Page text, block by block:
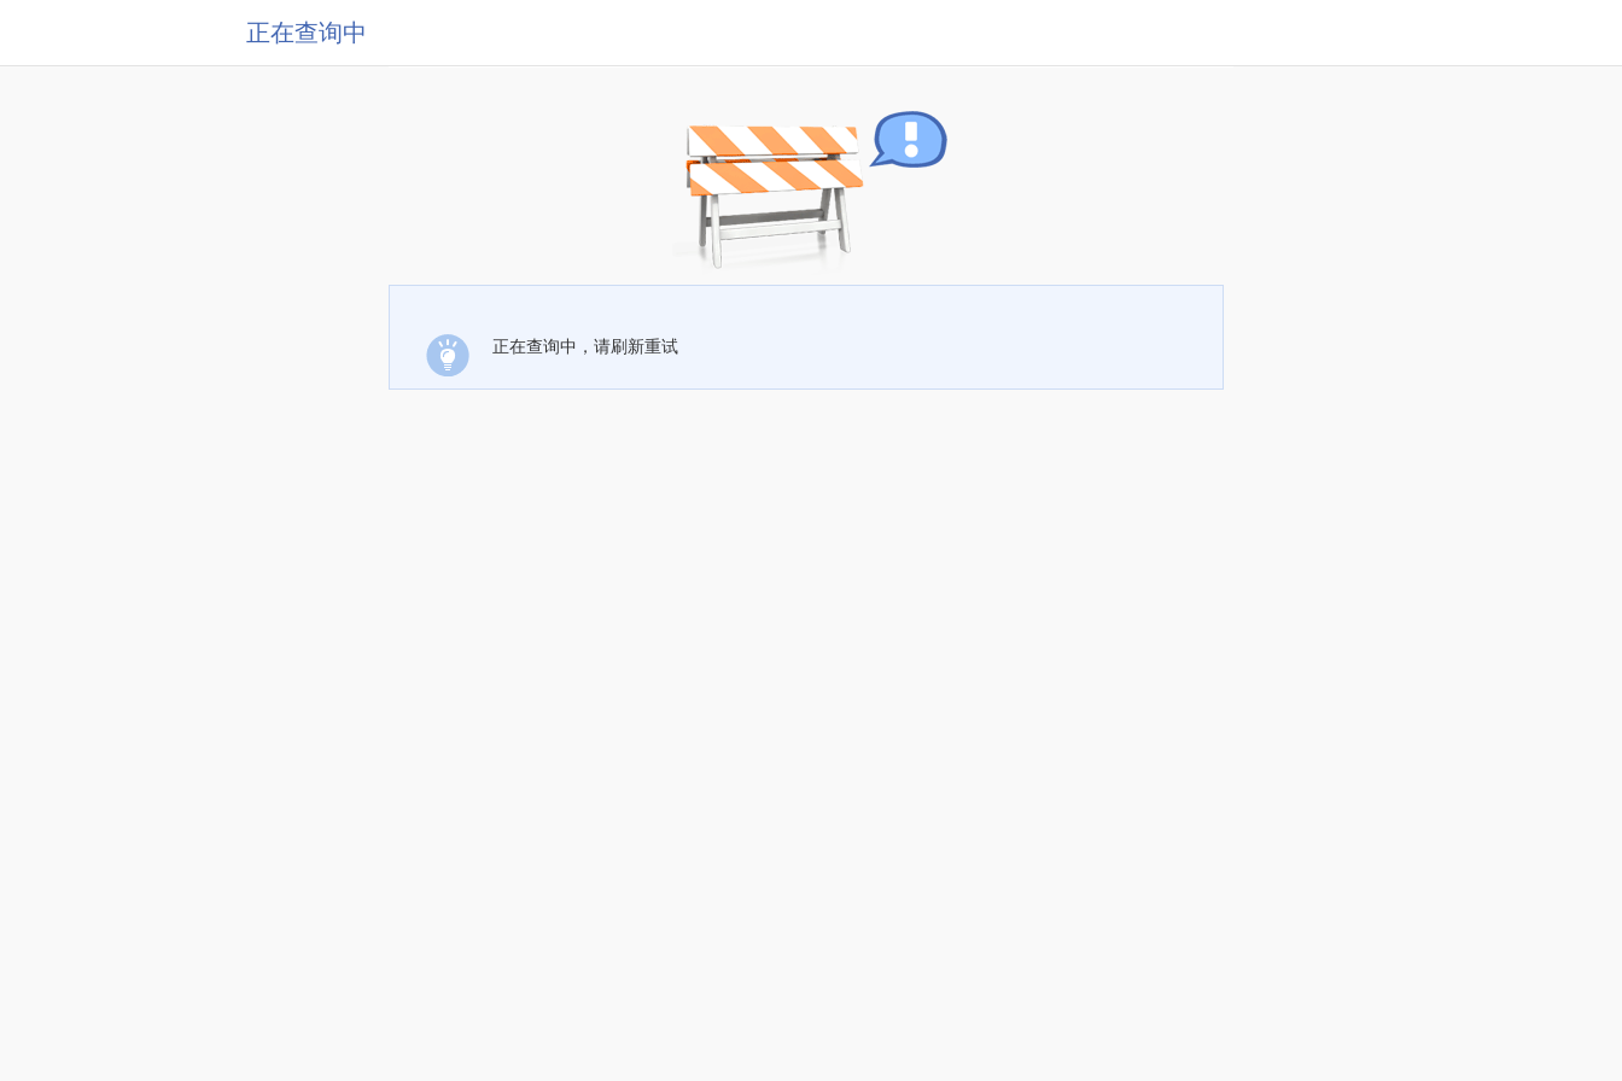
正在查询中
正在查询中，请刷新重试